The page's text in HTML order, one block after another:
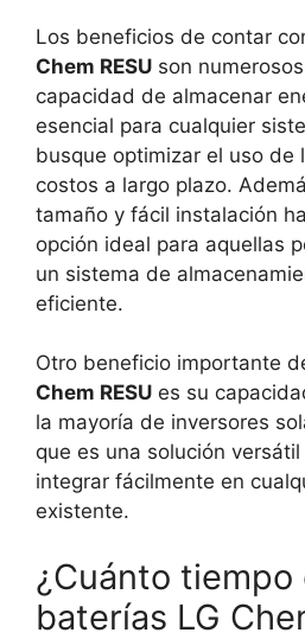
Los beneficios de contar
Chem RESU son
capacidad de almacenar
esencial para cualquier
busque optimizar el uso de
costos a largo plazo.
tamaño y fácil instalación
opción ideal para aquellas
un sistema de
eficiente.
Otro beneficio importante
Chem RESU es su
la mayoría de inversores
que es una solución
integrar fácilmente en
existente.
¿Cuánto tiempo
baterías LG